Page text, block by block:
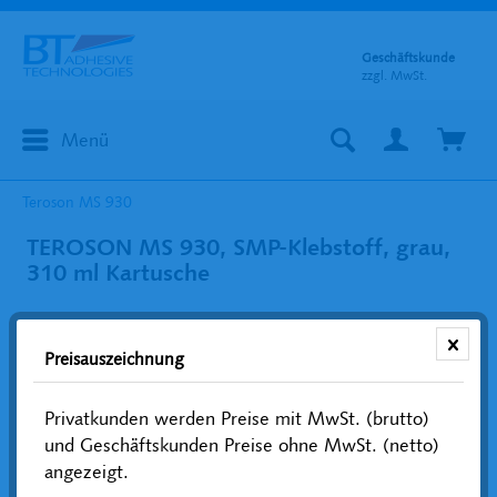
Menü
Geschäftskunde
zzgl. MwSt.
Teroson MS 930
TEROSON MS 930, SMP-Klebstoff, grau,
310 ml Kartusche
Preisauszeichnung
Privatkunden werden Preise mit MwSt. (brutto)
und Geschäftskunden Preise ohne MwSt. (netto)
angezeigt.